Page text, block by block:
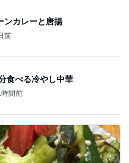
ンカレーと唐揚
前
食べる冷やし中華
間前